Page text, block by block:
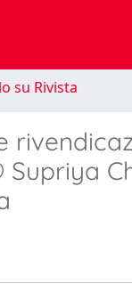
su Rivista
Supriya